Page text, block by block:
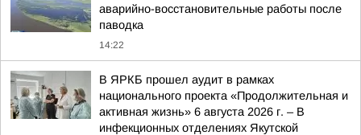
аварийно-восстановительные работы после
паводка
14:22
В ЯРКБ прошел аудит в рамках
национального проекта «Продолжительная и
активная жизнь» 6 августа 2026 г. – В
инфекционных отделениях Якутской